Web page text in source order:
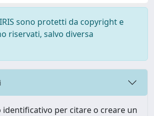
sono protetti da copyright e
riservati, salvo diversa
identificativo per citare o creare un